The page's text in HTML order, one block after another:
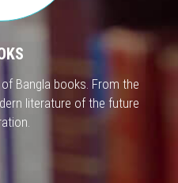
Bangla books. From the
literature of the future